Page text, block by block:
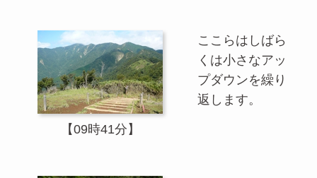
【09時41分】
ここらはしばら
くは小さなアッ
プダウンを繰り
返します。